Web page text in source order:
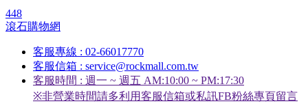
448
滾石購物網
客服專線 : 02-66017770
客服信箱 : service@rockmall.com.tw
客服時間 : 週一 ~ 週五 AM:10:00 ~ PM:17:30
※非營業時間請多利用客服信箱或私訊FB粉絲專頁留言